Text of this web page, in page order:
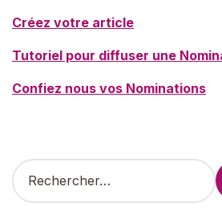
Créez votre article
Tutoriel pour diffuser une
Confiez nous vos Nominations
R
e